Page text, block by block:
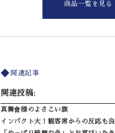
商品一覧を見る
関連記事
関連投稿:
真舞會様のよさこい旗
インパクト大！観客席からの反応も